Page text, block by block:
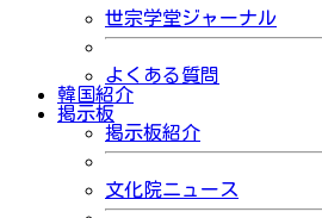
世宗学堂ジャーナル
よくある質問
韓国紹介
掲示板
掲示板紹介
文化院ニュース